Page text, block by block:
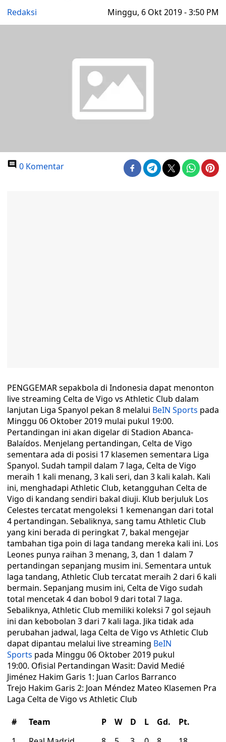
Redaksi Minggu, 6 Okt 2019 - 3:50 PM
0 Komentar
PENGGEMAR sepakbola di Indonesia dapat menonton
live streaming Celta de Vigo vs Athletic Club dalam
lanjutan Liga Spanyol pekan 8 melalui BeIN Sports pada
Minggu 06 Oktober 2019 mulai pukul 19:00.
Pertandingan ini akan digelar di Stadion Abanca-
Balaídos. Menjelang pertandingan, Celta de Vigo
sementara ada di posisi 17 klasemen sementara Liga
Spanyol. Sudah tampil dalam 7 laga, Celta de Vigo
meraih 1 kali menang, 3 kali seri, dan 3 kali kalah. Kali
ini, menghadapi Athletic Club, ketangguhan Celta de
Vigo di kandang sendiri bakal diuji. Klub berjuluk Los
Celestes tercatat mengoleksi 1 kemenangan dari total
4 pertandingan. Sebaliknya, sang tamu Athletic Club
yang kini berada di peringkat 7, bakal mengejar
tambahan tiga poin di laga tandang mereka kali ini. Los
Leones punya raihan 3 menang, 3, dan 1 dalam 7
pertandingan sepanjang musim ini. Sementara untuk
laga tandang, Athletic Club tercatat meraih 2 dari 6 kali
bermain. Sepanjang musim ini, Celta de Vigo sudah
total mencetak 4 dan bobol 9 dari total 7 laga.
Sebaliknya, Athletic Club memiliki koleksi 7 gol sejauh
ini dan kebobolan 3 dari 7 kali laga. Jika tidak ada
perubahan jadwal, laga Celta de Vigo vs Athletic Club
dapat dipantau melalui live streaming BeIN
Sports pada Minggu 06 Oktober 2019 pukul
19:00. Ofisial Pertandingan Wasit: David Medié
Jiménez Hakim Garis 1: Juan Carlos Barranco
Trejo Hakim Garis 2: Joan Méndez Mateo Klasemen Pra
Laga Celta de Vigo vs Athletic Club
# Team P W D L Gd.
Pt.